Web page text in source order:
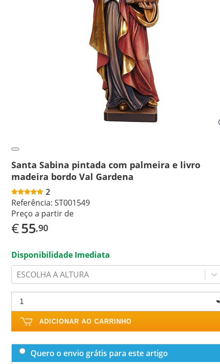
Santa Sabina pintada com palmeira e livro
madeira bordo Val Gardena
2
Referência: ST001549
Preço a partir de
€55,90
Disponibilidade Imediata
ESCOLHA A ALTURA
ADICIONAR AO CARRINHO
Quero o envio grátis para este artigo